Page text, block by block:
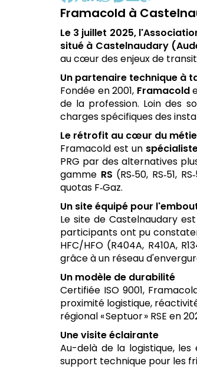
Framacold à
Le 3 juillet 2025,
situé à Castelnaudary
au cœur des enjeux de
Un partenaire technique à
Fondée en 2001, Framacold
de la profession. Loin des
charges spécifiques des
Le rétrofit au cœur du
Framacold est un
PRG par des alternatives
gamme RS (RS‑50,
quotas F‑Gaz.
Un site équipé pour
Le site de Castelnaudary
participants ont pu
HFC/HFO (R404A, R410A,
grâce à un réseau
Un modèle de durabilité
Certifiée ISO 9001,
proximité logistique,
régional « Septuor » RSE en
Une visite éclairante
Au-delà de la logistique,
support technique pour les